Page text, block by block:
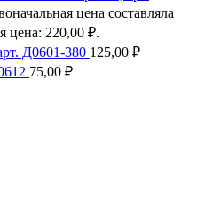
цена составляла
цена: 220,00 ₽.
Д0601-380 125,00 ₽
75,00 ₽